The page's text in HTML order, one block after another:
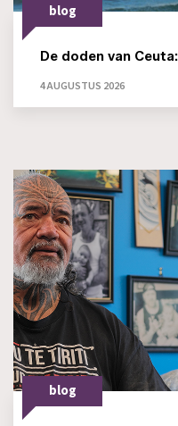
blog
De doden van
4 AUGUSTUS 2026
blog